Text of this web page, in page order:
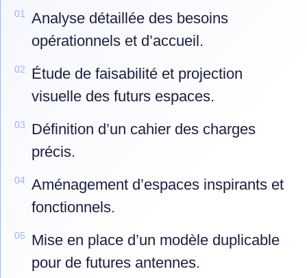
01
Analyse détaillée des besoins
opérationnels et d’accueil.
02
Étude de faisabilité et projection
visuelle des futurs espaces.
03
Définition d’un cahier des charges
précis.
04 Aménagement d’espaces inspirants et
fonctionnels.
05
Mise en place d’un modèle duplicable
pour de futures antennes.